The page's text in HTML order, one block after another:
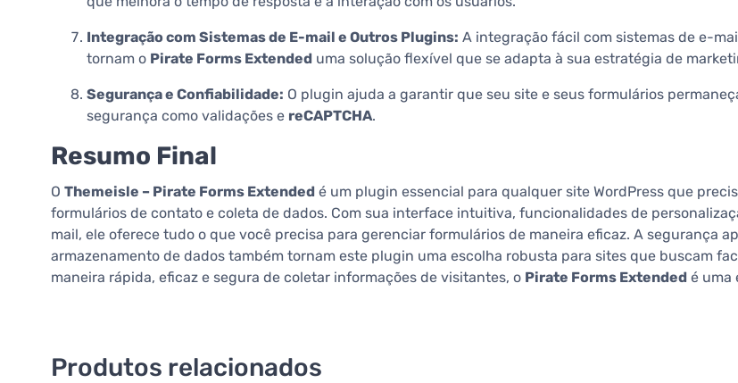
Integração com Sistemas de E-mail e Outros Plugins: A integração fácil com sistemas de e-
tornam o Pirate Forms Extended uma solução flexível que se adapta à sua estratégia de
Segurança e Confiabilidade: O plugin ajuda a garantir que seu site e seus formulários
segurança como validações e reCAPTCHA.
Resumo Final
O Themeisle – Pirate Forms Extended é um plugin essencial para qualquer site WordPress que
formulários de contato e coleta de dados. Com sua interface intuitiva, funcionalidades de
mail, ele oferece tudo o que você precisa para gerenciar formulários de maneira eficaz. A segurança
armazenamento de dados também tornam este plugin uma escolha robusta para sites que buscam
maneira rápida, eficaz e segura de coletar informações de visitantes, o Pirate Forms Extended é uma
Produtos relacionados